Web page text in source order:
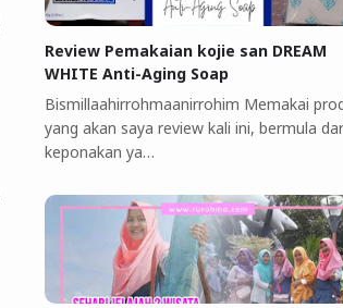
Review Pemakaian kojie san DREAM
WHITE Anti-Aging Soap
Bismillaahirrohmaanirrohim Memakai
yang akan saya review kali ini, bermula
keponakan ya…